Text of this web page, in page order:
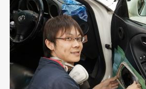
2024年4月(1)
2024年1月(1)
2023年12月(2)
2023年11月(1)
2023年10月(2)